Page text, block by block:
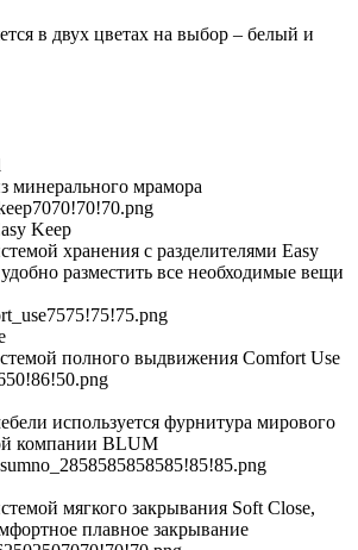
в двух цветах на выбор – белый и
минерального мрамора
Keep
хранения c разделителями Easy
разместить все необходимые вещи
полного выдвижения Comfort Use
используется фурнитура мирового
компании BLUM
мягкого закрывания Soft Close,
плавное закрывание